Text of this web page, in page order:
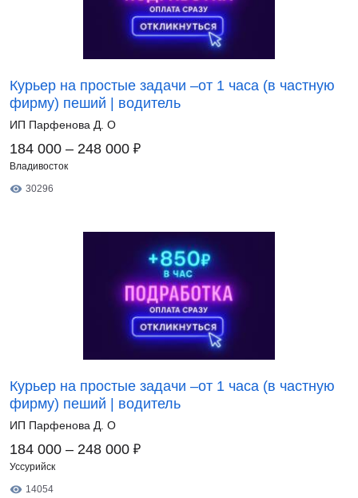
Курьер на простые задачи –от 1 часа (в частную
фирму) пеший | водитель
ИП Парфенова Д. О
184 000 – 248 000 ₽
Владивосток
30296
Курьер на простые задачи –от 1 часа (в частную
фирму) пеший | водитель
ИП Парфенова Д. О
184 000 – 248 000 ₽
Уссурийск
14054